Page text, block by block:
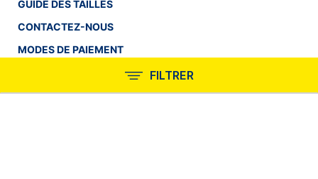
FILTRER
GUIDE DES TAILLES
CONTACTEZ-NOUS
MODES DE PAIEMENT
LIVRAISON ET FRAIS DE PORT
POLITIQUE DE RETOURS